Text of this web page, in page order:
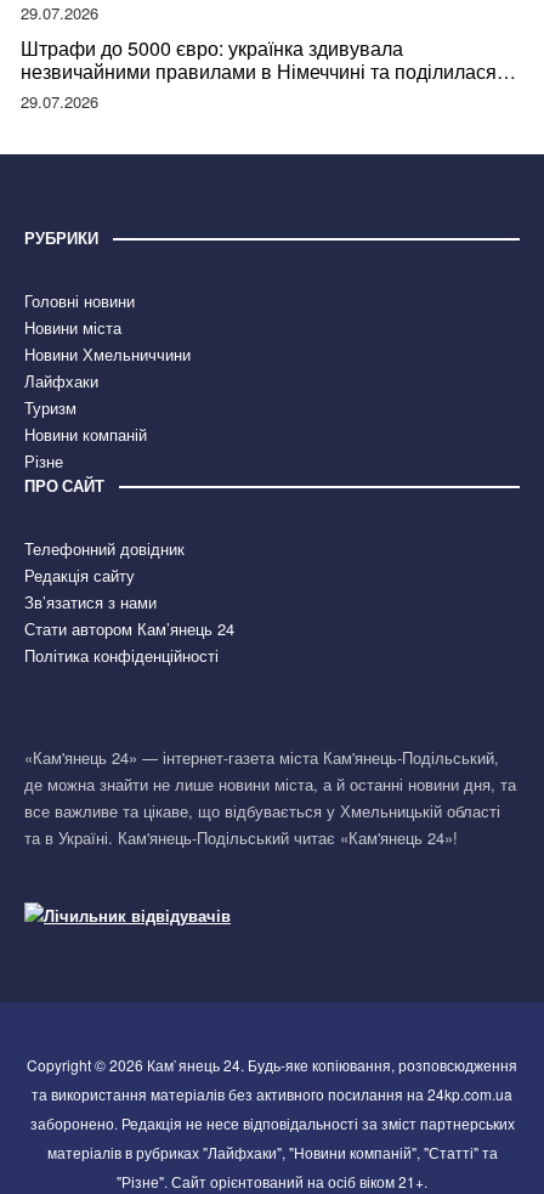
29.07.2026
Штрафи до 5000 євро: українка здивувала
незвичайними правилами в Німеччині та поділилася
правдою
29.07.2026
РУБРИКИ
Головні новини
Новини міста
Новини Хмельниччини
Лайфхаки
Туризм
Новини компаній
Різне
ПРО САЙТ
Телефонний довідник
Редакція сайту
Зв’язатися з нами
Стати автором Кам’янець 24
Політика конфіденційності
«Кам'янець 24» — інтернет-газета міста Кам'янець-Подільський,
де можна знайти не лише новини міста, а й останні новини дня, та
все важливе та цікаве, що відбувається у Хмельницькій області
та в Україні. Кам'янець-Подільський читає «Кам'янець 24»!
Copyright © 2026 Кам`янець 24. Будь-яке копіювання, розповсюдження
та використання матеріалів без активного посилання на 24kp.com.ua
заборонено. Редакція не несе відповідальності за зміст партнерських
матеріалів в рубриках "Лайфхаки", "Новини компаній", "Статті" та
"Різне". Сайт орієнтований на осіб віком 21+.